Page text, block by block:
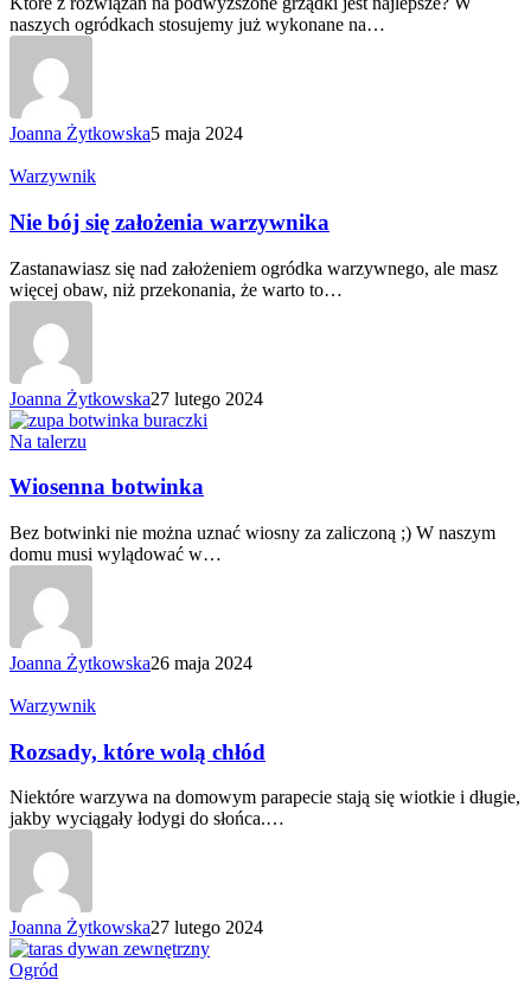
naszych ogródkach stosujemy już wykonane na…
Joanna Żytkowska5 maja 2024
Nie
się
założenia
warzywnika
Warzywnik
Nie bój się założenia warzywnika
Zastanawiasz się nad założeniem ogródka warzywnego, ale masz
więcej obaw, niż przekonania, że warto to…
Joanna Żytkowska27 lutego 2024
Wiosenna
Na talerzu
Wiosenna botwinka
Bez botwinki nie można uznać wiosny za zaliczoną ;) W naszym
domu musi wylądować w…
Joanna Żytkowska26 maja 2024
Rozsady,
wolą
chłód
Warzywnik
Rozsady, które wolą chłód
Niektóre warzywa na domowym parapecie stają się wiotkie i długie,
jakby wyciągały łodygi do słońca.…
Joanna Żytkowska27 lutego 2024
Taras
Ogród